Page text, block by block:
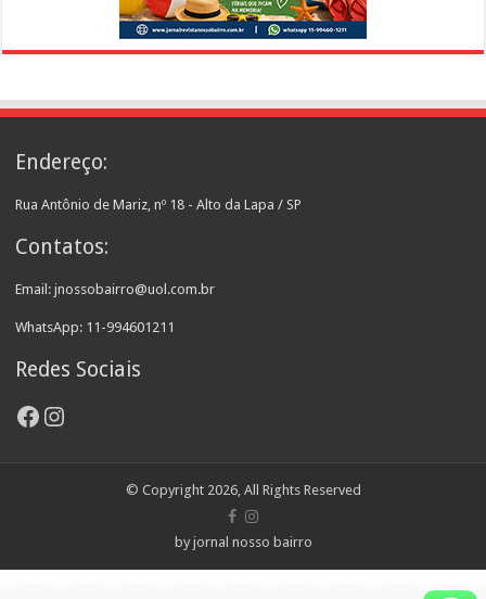
Endereço:
Rua Antônio de Mariz, nº 18 - Alto da Lapa / SP
Contatos:
Email: jnossobairro@uol.com.br
WhatsApp: 11-994601211
Redes Sociais
Facebook
Instagram
© Copyright 2026, All Rights Reserved
by jornal nosso bairro